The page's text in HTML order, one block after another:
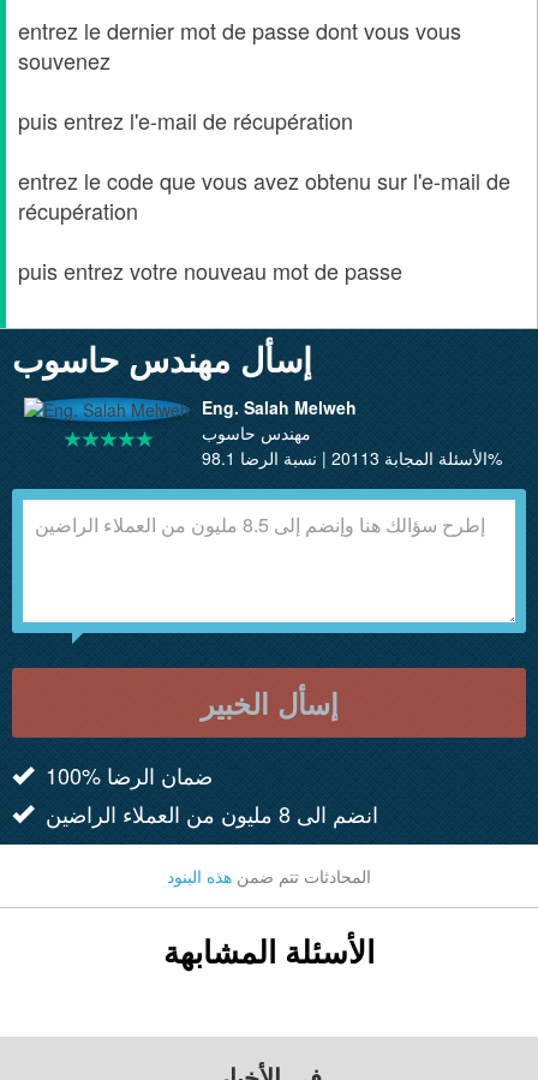
entrez le dernier mot de passe dont vous vous
souvenez
puis entrez l'e-mail de récupération
entrez le code que vous avez obtenu sur l'e-mail de
récupération
puis entrez votre nouveau mot de passe
إسأل مهندس حاسوب
Eng. Salah Melweh
مهندس حاسوب
الأسئلة المجابة 20113 | نسبة الرضا 98.1%
إسأل الخبير
100% ضمان الرضا
انضم الى 8 مليون من العملاء الراضين
المحادثات تتم ضمن هذه البنود
الأسئلة المشابهة